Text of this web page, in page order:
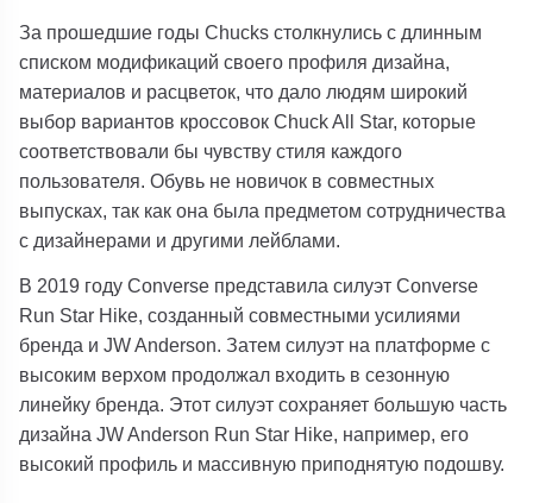
За прошедшие годы Chucks столкнулись с длинным
списком модификаций своего профиля дизайна,
материалов и расцветок, что дало людям широкий
выбор вариантов кроссовок Chuck All Star, которые
соответствовали бы чувству стиля каждого
пользователя. Обувь не новичок в совместных
выпусках, так как она была предметом сотрудничества
с дизайнерами и другими лейблами.
В 2019 году Converse представила силуэт Converse
Run Star Hike, созданный совместными усилиями
бренда и JW Anderson. Затем силуэт на платформе с
высоким верхом продолжал входить в сезонную
линейку бренда. Этот силуэт сохраняет большую часть
дизайна JW Anderson Run Star Hike, например, его
высокий профиль и массивную приподнятую подошву.